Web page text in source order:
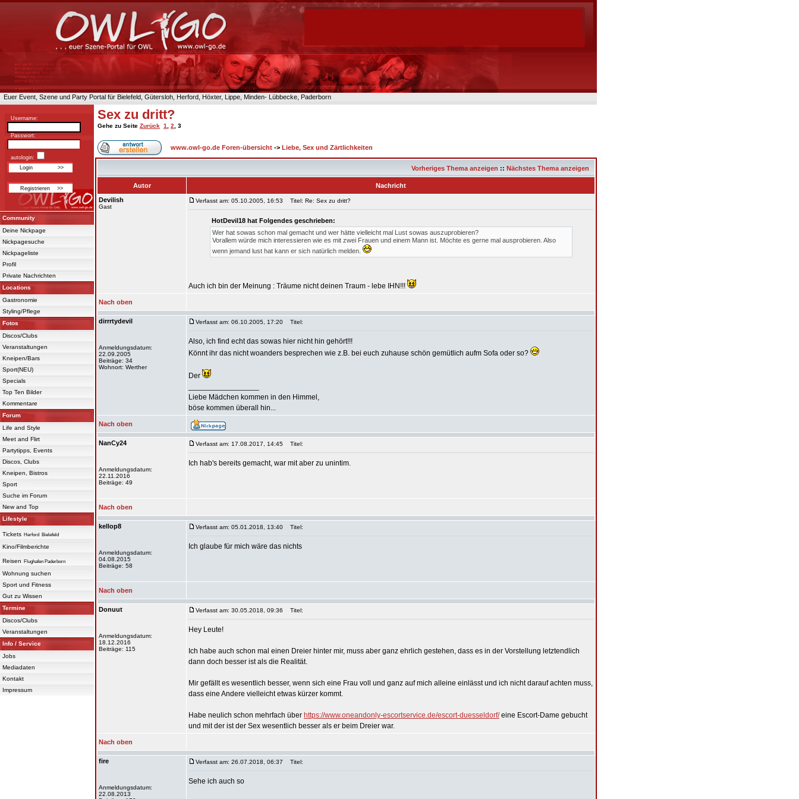
Euer Event, Szene und Party Portal für Bielefeld, Gütersloh, Herford, Höxter, Lippe, Minden- Lübbecke, Paderborn
Username:
Passwort:
autologin:
Community
Deine Nickpage
Nickpagesuche
Nickpageliste
Profil
Private Nachrichten
Locations
Gastronomie
Styling/Pflege
Fotos
Discos/Clubs
Veranstaltungen
Kneipen/Bars
Sport(NEU)
Specials
Top Ten Bilder
Kommentare
Forum
Life and Style
Meet and Flirt
Partytipps, Events
Discos, Clubs
Kneipen, Bistros
Sport
Suche im Forum
New and Top
Lifestyle
Tickets Herford Bielefeld
Kino/Filmberichte
Reisen Flughafen Paderborn
Wohnung suchen
Sport und Fitness
Gut zu Wissen
Termine
Discos/Clubs
Veranstaltungen
Info / Service
Jobs
Mediadaten
Kontakt
Impressum
Sex zu dritt?
Gehe zu Seite Zurück 1 2 3
www.owl-go.de Foren-übersicht -> Liebe, Sex und Zärtlichkeiten
Vorheriges Thema anzeigen :: Nächstes Thema anzeigen
Autor
Nachricht
Devilish
Gast
Verfasst am: 05.10.2005, 16:53 Titel: Re: Sex zu dritt?
HotDevil18 hat Folgendes geschrieben:
Wer hat sowas schon mal gemacht und wer hätte vielleicht mal Lust sowas auszuprobieren?
Vorallem würde mich interessieren wie es mit zwei Frauen und einem Mann ist. Möchte es gerne mal ausprobieren. Also
wenn jemand lust hat kann er sich natürlich melden.
Auch ich bin der Meinung : Träume nicht deinen Traum - lebe IHN!!!
Nach oben
dirrrtydevil
Anmeldungsdatum:
22.09.2005
Beiträge: 34
Wohnort: Werther
Verfasst am: 06.10.2005, 17:20 Titel:
Also, ich find echt das sowas hier nicht hin gehört!!!
Könnt ihr das nicht woanders besprechen wie z.B. bei euch zuhause schön gemütlich aufm Sofa oder so?
Der
Liebe Mädchen kommen in den Himmel,
böse kommen überall hin...
Nach oben
NanCy24
Anmeldungsdatum:
22.11.2016
Beiträge: 49
Verfasst am: 17.08.2017, 14:45 Titel:
Ich hab's bereits gemacht, war mit aber zu unintim.
Nach oben
kellop8
Anmeldungsdatum:
04.08.2015
Beiträge: 58
Verfasst am: 05.01.2018, 13:40 Titel:
Ich glaube für mich wäre das nichts
Nach oben
Donuut
Anmeldungsdatum:
18.12.2016
Beiträge: 115
Verfasst am: 30.05.2018, 09:36 Titel:
Hey Leute!
Ich habe auch schon mal einen Dreier hinter mir, muss aber ganz ehrlich gestehen, dass es in der Vorstellung letztendlich
dann doch besser ist als die Realität.
Mir gefällt es wesentlich besser, wenn sich eine Frau voll und ganz auf mich alleine einlässt und ich nicht darauf achten muss,
dass eine Andere vielleicht etwas kürzer kommt.
Habe neulich schon mehrfach über https://www.oneandonly-escortservice.de/escort-duesseldorf/eine Escort-Dame gebucht
und mit der ist der Sex wesentlich besser als er beim Dreier war.
Nach oben
fire
Anmeldungsdatum:
22.08.2013
Verfasst am: 26.07.2018, 06:37 Titel:
Sehe ich auch so